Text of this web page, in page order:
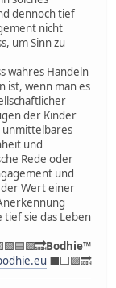
dennoch tief
nicht
um Sinn zu
wahres Handeln
ist, wenn man es
der Kinder
unmittelbares
und
Rede oder
und
der Wert einer
sie das Leben
Bodhie™
⬛️⬜️🟪🔜